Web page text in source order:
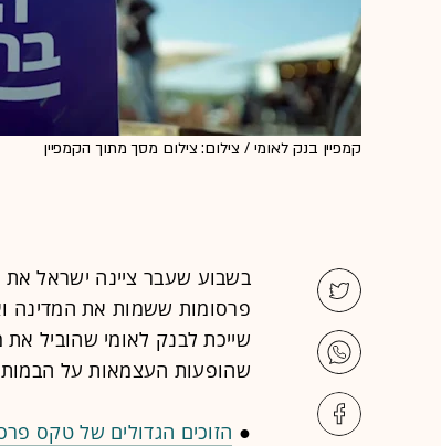
קמפיין בנק לאומי / צילום: צילום מסך מתוך הקמפיין
פרסומות ששמות את המדינה
שייכת לבנק לאומי שהוביל
שהופעות העצמאות על הבמות
● הזוכים הגדולים של טקס